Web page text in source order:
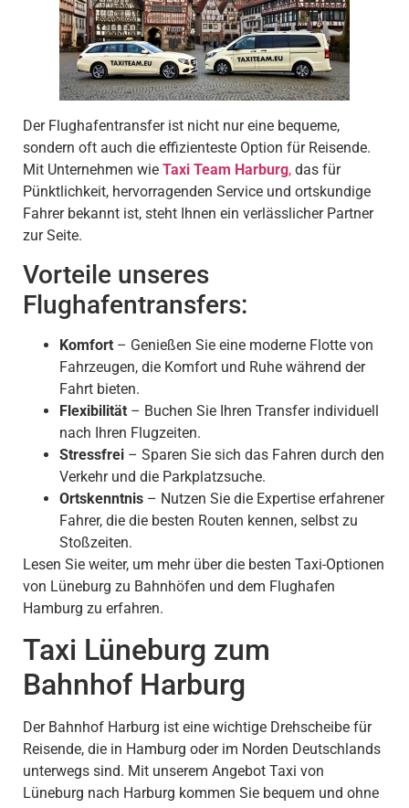
Der Flughafentransfer ist nicht nur eine bequeme,
sondern oft auch die effizienteste Option für Reisende.
Mit Unternehmen wie Taxi Team Harburg, das für
Pünktlichkeit, hervorragenden Service und ortskundige
Fahrer bekannt ist, steht Ihnen ein verlässlicher Partner
zur Seite.
Vorteile unseres
Flughafentransfers:
Komfort – Genießen Sie eine moderne Flotte von
Fahrzeugen, die Komfort und Ruhe während der
Fahrt bieten.
Flexibilität – Buchen Sie Ihren Transfer individuell
nach Ihren Flugzeiten.
Stressfrei – Sparen Sie sich das Fahren durch den
Verkehr und die Parkplatzsuche.
Ortskenntnis – Nutzen Sie die Expertise erfahrener
Fahrer, die die besten Routen kennen, selbst zu
Stoßzeiten.
Lesen Sie weiter, um mehr über die besten Taxi-Optionen
von Lüneburg zu Bahnhöfen und dem Flughafen
Hamburg zu erfahren.
Taxi Lüneburg zum
Bahnhof Harburg
Der Bahnhof Harburg ist eine wichtige Drehscheibe für
Reisende, die in Hamburg oder im Norden Deutschlands
unterwegs sind. Mit unserem Angebot Taxi von
Lüneburg nach Harburg kommen Sie bequem und ohne